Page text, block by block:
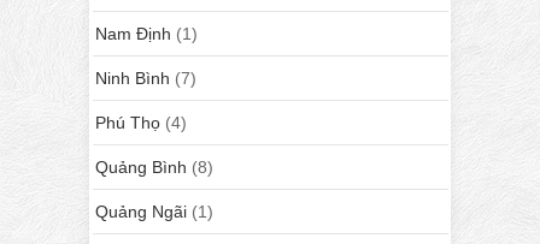
Nam Định (1)
Ninh Bình (7)
Phú Thọ (4)
Quảng Bình (8)
Quảng Ngãi (1)